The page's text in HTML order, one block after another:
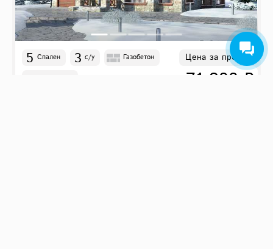
5 Спален 3 с/у Газобетон Цена за проект
71 800 ₽